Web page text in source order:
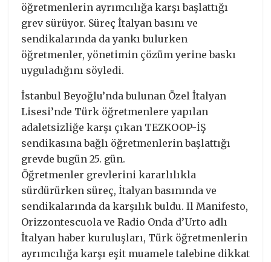
öğretmenlerin ayrımcılığa karşı başlattığı
grev sürüyor. Süreç İtalyan basını ve
sendikalarında da yankı bulurken
öğretmenler, yönetimin çözüm yerine baskı
uyguladığını söyledi.
İstanbul Beyoğlu’nda bulunan Özel İtalyan
Lisesi’nde Türk öğretmenlere yapılan
adaletsizliğe karşı çıkan TEZKOOP-İŞ
sendikasına bağlı öğretmenlerin başlattığı
grevde bugün 25. gün.
Öğretmenler grevlerini kararlılıkla
sürdürürken süreç, İtalyan basınında ve
sendikalarında da karşılık buldu. Il Manifesto,
Orizzontescuola ve Radio Onda d’Urto adlı
İtalyan haber kuruluşları, Türk öğretmenlerin
ayrımcılığa karşı eşit muamele talebine dikkat